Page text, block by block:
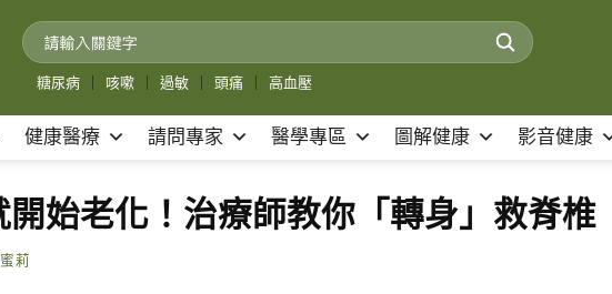
糖尿病 咳嗽 過敏 頭痛 高血壓
健康醫療 請問專家 醫學專區 圖解健康 影音健康
始老化！治療師教你「轉身」救脊椎
莉